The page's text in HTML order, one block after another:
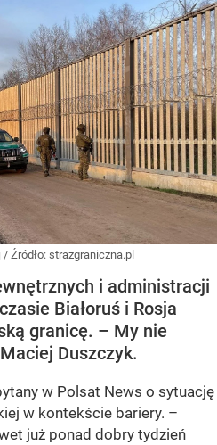
/ Źródło: strazgraniczna.pl
i administracji
Białoruś i Rosja
granicę. – My nie
Duszczyk.
w Polsat News o sytuację
w kontekście bariery. –
już ponad dobry tydzień